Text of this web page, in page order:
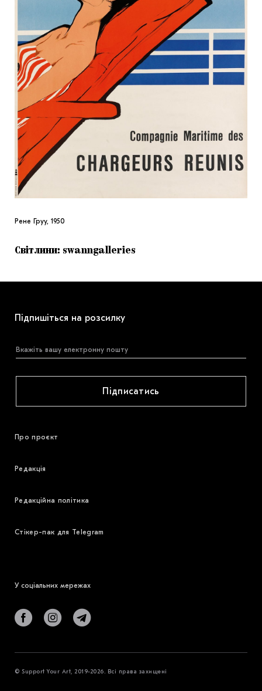
Рене Груу, 1950
Cвітлини: swanngalleries
Підпишіться на розсилку
Підписатись
Про проєкт
Редакція
Редакційна політика
Стікер-пак для Telegram
У соціальних мережах
© Support Your Art, 2019-2026. Всі права захищені